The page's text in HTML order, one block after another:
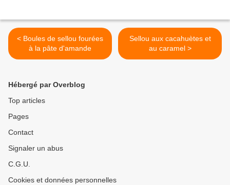
< Boules de sellou fourées
à la pâte d'amande
Sellou aux cacahuètes et
au caramel >
Hébergé par Overblog
Top articles
Pages
Contact
Signaler un abus
C.G.U.
Cookies et données personnelles